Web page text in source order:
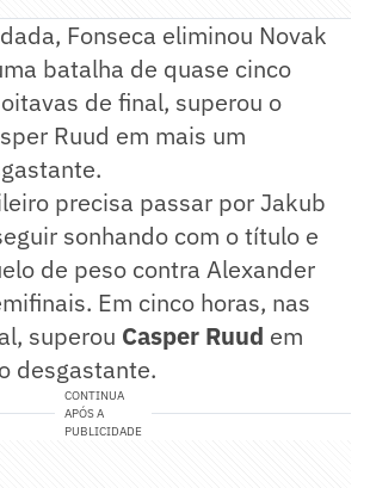
Fonseca eliminou Novak
batalha de quase cinco
de final, superou o
Ruud em mais um
precisa passar por Jakub
sonhando com o título e
de peso contra Alexander
Em cinco horas, nas
superou Casper Ruud em
desgastante.
CONTINUA
APÓS A
PUBLICIDADE